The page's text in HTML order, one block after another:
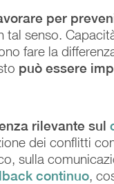
per
tal senso.
fare la
può essere
rilevante sul
dei conflitti
sulla
continuo,